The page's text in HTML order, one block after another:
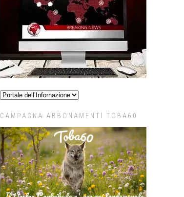
CAMPAGNA ABBONAMENTI TOBA60